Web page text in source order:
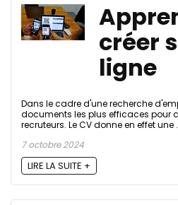
créer
ligne
Dans le cadre d'une recherche
documents les plus efficaces pour
recruteurs. Le CV donne en effet une
7 octobre 2024
LIRE LA SUITE +